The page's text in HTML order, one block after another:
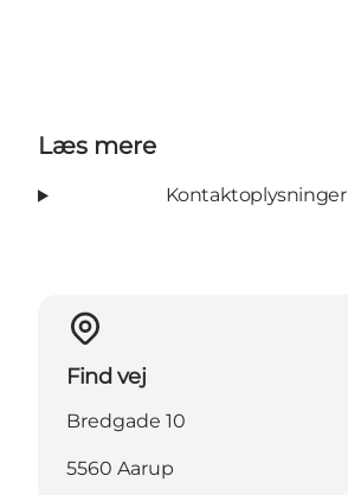
Læs mere
Kontaktoplysninger
Find vej
Bredgade 10
5560 Aarup